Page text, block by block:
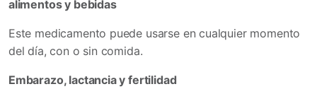
alimentos y bebidas
Este medicamento puede usarse en cualquier momento
del día, con o sin comida.
Embarazo, lactancia y fertilidad